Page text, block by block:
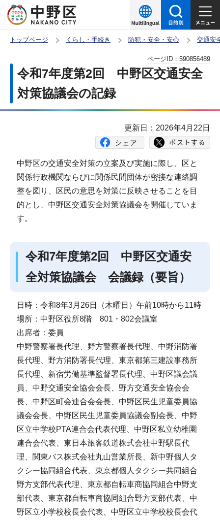
の
ー
トップページ くらし・手続き 防犯・安全・安心 交通安
か
令和7年度第2回 中野区交通安全
対策協議会の記録
ページID： 590856489
更新日：2026年4月22日
中野区の交通安全対策の立案及び実施に際し、区と
関係行政機関ならびに関係民間団体が密接な連絡調
整を図り、区民の意思を対策に反映させることを目
的とし、中野区交通安全対策協議会を開催していま
す。
令和7年度第2回 中野区交通安
全対策協議会 会議録（要旨）
日時：令和8年3月26日（木曜日）午前10時から11時
場所：中野区役所8階 801・802会議室
出席者：委員
中野警察署長代理、野方警察署長代理、中野消防署
長代理、野方消防署長代理、東京都第三建設事務所
長代理、新宿労働基準監督署長代理、中野区議会議
員、中野交通安全協会会長、野方交通安全協会会
長、中野区町会連合会会長、中野区民生児童委員協
議会会長、中野区民生児童委員協議会副会長、中野
区立中学校PTA連合会代表代理、中野区私立幼稚園
連合会代表、東日本旅客鉄道株式会社中野駅長代
理、関東バス株式会社丸山営業所長、新中野個人タ
クシー協同組合代表、東京都個人タクシー共同組合
野方支部代表代理、東京都自転車商協同組合中野支
部代表、東京都自転車商協同組合野方支部代表、中
野区立小学校校長会代表、中野区立中学校校長会代